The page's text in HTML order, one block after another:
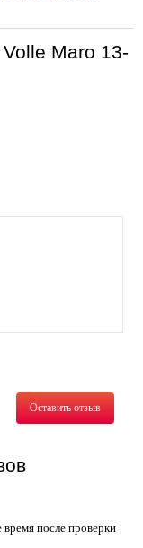
Maro 13-
Оставить отзыв
после проверки